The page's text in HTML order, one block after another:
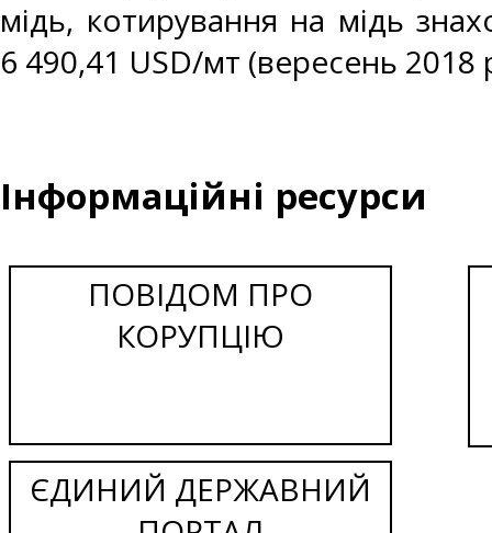
мідь, котирування на мідь
6 490,41 USD/мт (вересень 2018
Інформаційні ресурси
ПОВІДОМ ПРО
КОРУПЦІЮ
ЄДИНИЙ ДЕРЖАВНИЙ